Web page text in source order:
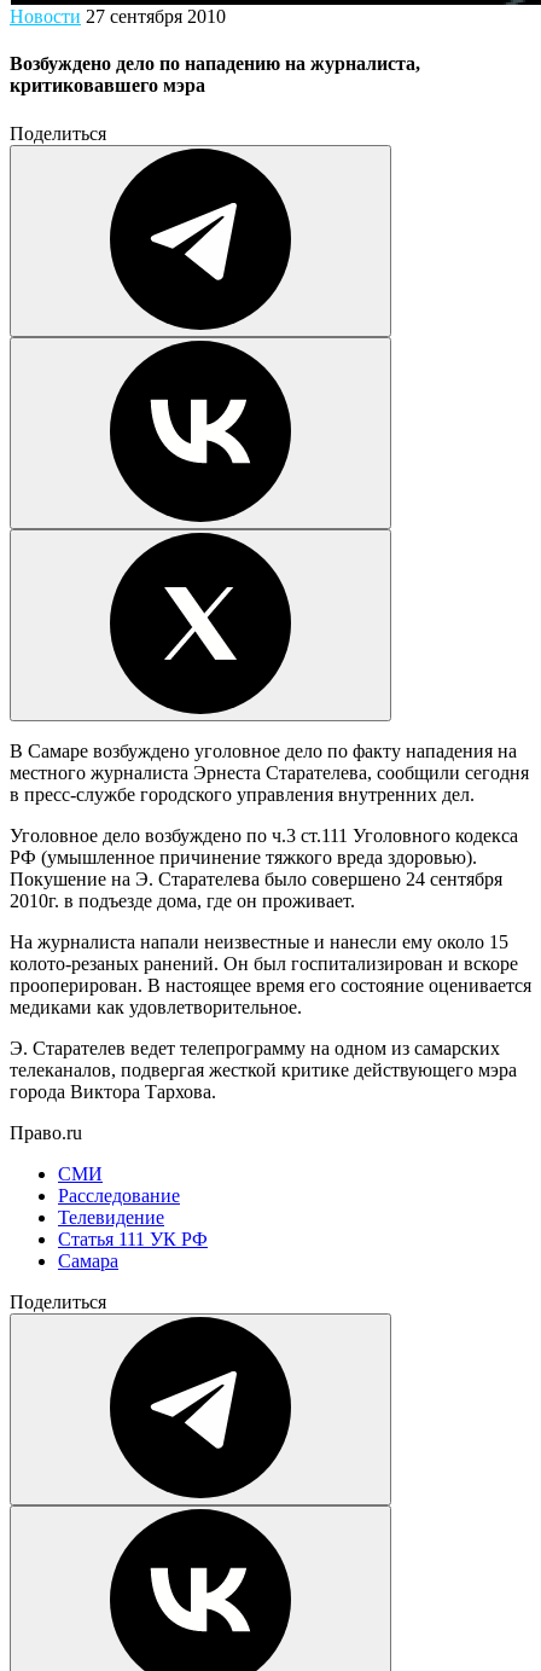
Новости 27 сентября 2010
Возбуждено дело по нападению на журналиста,
критиковавшего мэра
Поделиться
В Самаре возбуждено уголовное дело по факту нападения на
местного журналиста Эрнеста Старателева, сообщили сегодня
в пресс-службе городского управления внутренних дел.
Уголовное дело возбуждено по ч.3 ст.111 Уголовного кодекса
РФ (умышленное причинение тяжкого вреда здоровью).
Покушение на Э. Старателева было совершено 24 сентября
2010г. в подъезде дома, где он проживает.
На журналиста напали неизвестные и нанесли ему около 15
колото-резаных ранений. Он был госпитализирован и вскоре
прооперирован. В настоящее время его состояние оценивается
медиками как удовлетворительное.
Э. Старателев ведет телепрограмму на одном из самарских
телеканалов, подвергая жесткой критике действующего мэра
города Виктора Тархова.
Право.ru
СМИ
Расследование
Телевидение
Статья 111 УК РФ
Самара
Поделиться